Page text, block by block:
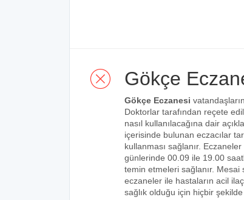
Gökçe
Gökçe Eczanesi
Doktorlar tarafından reçete
nasıl kullanılacağına dair
içerisinde bulunan eczacılar
kullanması sağlanır.
günlerinde 00.09 ile 19.00
temin etmeleri sağlanır.
eczaneler ile hastaların acil
sağlık olduğu için hiçbir